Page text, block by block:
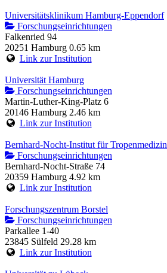
Universitätsklinikum Hamburg-Eppendorf
Forschungseinrichtungen
Falkenried 94
20251 Hamburg 0.65 km
Link zur Institution
Universität Hamburg
Forschungseinrichtungen
Martin-Luther-King-Platz 6
20146 Hamburg 2.46 km
Link zur Institution
Bernhard-Nocht-Institut für Tropenmedizin
Forschungseinrichtungen
Bernhard-Nocht-Straße 74
20359 Hamburg 4.92 km
Link zur Institution
Forschungszentrum Borstel
Forschungseinrichtungen
Parkallee 1-40
23845 Sülfeld 29.28 km
Link zur Institution